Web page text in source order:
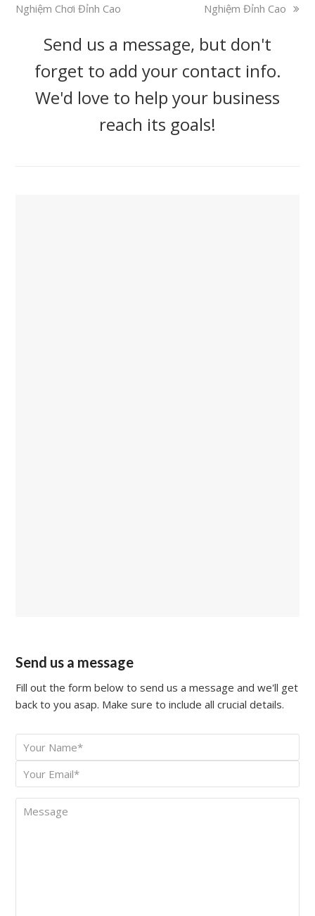
Nghiệm Chơi Đỉnh Cao
Nghiệm Đỉnh Cao
Send us a message, but don't
forget to add your contact info.
We'd love to help your business
reach its goals!
Send us a message
Fill out the form below to send us a message and we'll get
back to you asap. Make sure to include all crucial details.
Your
Name *
Your
Email
Message